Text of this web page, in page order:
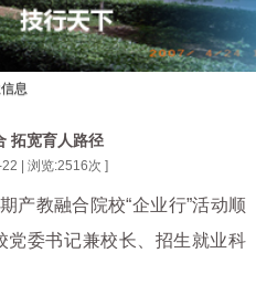
息
拓宽育人路径
| 浏览:2516次 ]
产教融合院校“企业行”活动顺
党委书记兼校长、招生就业科